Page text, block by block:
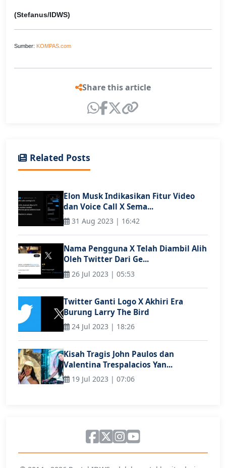
(Stefanus/IDWS)
Sumber: KOMPAS.com
Share this article
Related Posts
Elon Musk Indikasikan Fitur Video
dan Voice Call X Sema...
31 Aug 2023 | 16:42
Nama Pengguna X Telah Diambil Alih
Oleh Twitter Dari Ge...
26 Jul 2023 | 05:53
Twitter Ganti Logo X Akhiri Era
Burung Larry The Bird
24 Jul 2023 | 18:26
Kisah Tragis John Paulos dan
Valentina Trespalacios Yan...
19 Jul 2023 | 07:06